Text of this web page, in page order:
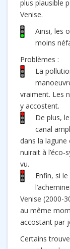
plus plausible
Venise.
Ainsi, les
moins
Problèmes :
La
vraiment. Les
y accostent.
De plus,
canal
dans la
nuirait à l’éco-
vu.
Enfin, si
Venise (2000-
au même
accostant par
Certains